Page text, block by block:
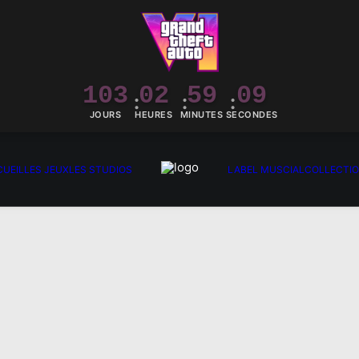
103
JOURS
02
HEURES
59
MINUTES
09
SECONDES
LES JEUXLES STUDIOS LABEL MUSCIAL